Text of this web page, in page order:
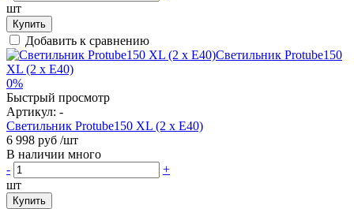
шт
Купить
Добавить к сравнению
0%
Быстрый просмотр
Артикул: -
Светильник Protube150 XL (2 x E40)
6 998 руб /шт
В наличии много
-
+
шт
Купить